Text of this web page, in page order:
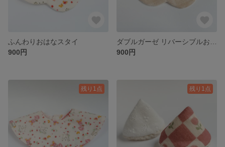
ふんわりおはなスタイ
900円
900円
残り1点 残り1点